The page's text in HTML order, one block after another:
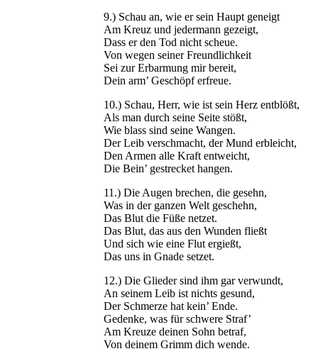
9.) Schau an, wie er sein Haupt geneigt
Am Kreuz und jedermann gezeigt,
Dass er den Tod nicht scheue.
Von wegen seiner Freundlichkeit
Sei zur Erbarmung mir bereit,
Dein arm’ Geschöpf erfreue.
10.) Schau, Herr, wie ist sein Herz entblößt,
Als man durch seine Seite stößt,
Wie blass sind seine Wangen.
Der Leib verschmacht, der Mund erbleicht,
Den Armen alle Kraft entweicht,
Die Bein’ gestrecket hangen.
11.) Die Augen brechen, die gesehn,
Was in der ganzen Welt geschehn,
Das Blut die Füße netzet.
Das Blut, das aus den Wunden fließt
Und sich wie eine Flut ergießt,
Das uns in Gnade setzet.
12.) Die Glieder sind ihm gar verwundt,
An seinem Leib ist nichts gesund,
Der Schmerze hat kein’ Ende.
Gedenke, was für schwere Straf’
Am Kreuze deinen Sohn betraf,
Von deinem Grimm dich wende.